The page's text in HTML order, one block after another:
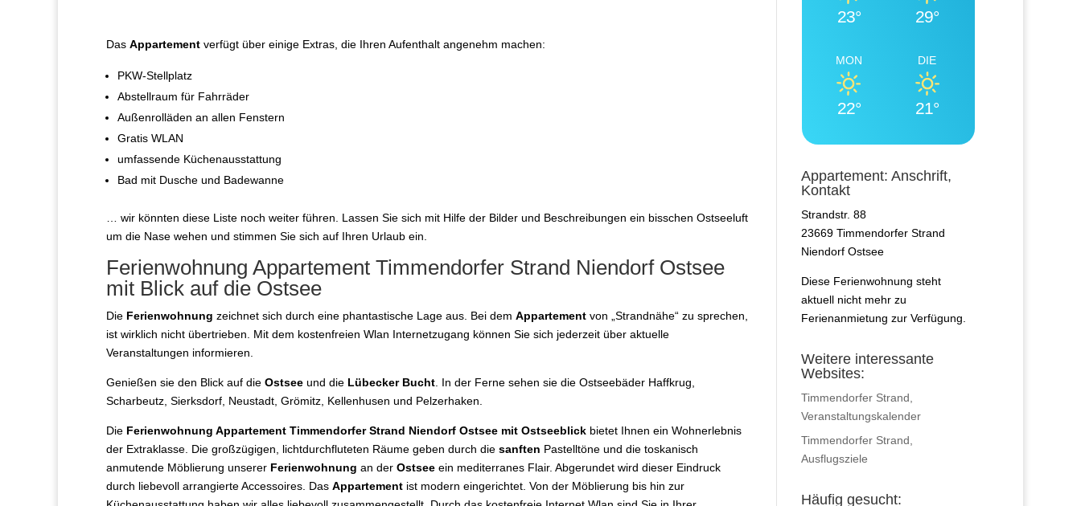
Das Appartement verfügt über einige Extras, die Ihren Aufenthalt angenehm machen:
PKW-Stellplatz
Abstellraum für Fahrräder
Außenrolläden an allen Fenstern
Gratis WLAN
umfassende Küchenausstattung
Bad mit Dusche und Badewanne
… wir könnten diese Liste noch weiter führen. Lassen Sie sich mit Hilfe der Bilder und Beschreibungen ein bisschen Ostseeluft
um die Nase wehen und stimmen Sie sich auf Ihren Urlaub ein.
Ferienwohnung Appartement Timmendorfer Strand Niendorf Ostsee
mit Blick auf die Ostsee
Die Ferienwohnung zeichnet sich durch eine phantastische Lage aus. Bei dem Appartement von „Strandnähe“ zu sprechen,
ist wirklich nicht übertrieben. Mit dem kostenfreien Wlan Internetzugang können Sie sich jederzeit über aktuelle
Veranstaltungen informieren.
Genießen sie den Blick auf die Ostsee und die Lübecker Bucht . In der Ferne sehen sie die Ostseebäder Haffkrug,
Scharbeutz, Sierksdorf, Neustadt, Grömitz, Kellenhusen und Pelzerhaken.
Die Ferienwohnung Appartement Timmendorfer Strand Niendorf Ostsee mit Ostseeblick bietet Ihnen ein Wohnerlebnis
der Extraklasse. Die großzügigen, lichtdurchfluteten Räume geben durch die sanften Pastelltöne und die toskanisch
anmutende Möblierung unserer Ferienwohnung an der Ostsee ein mediterranes Flair. Abgerundet wird dieser Eindruck
durch liebevoll arrangierte Accessoires. Das Appartement ist modern eingerichtet. Von der Möblierung bis hin zur
23° 29°
MON
22°
DIE
21°
Appartement: Anschrift,
Kontakt
Strandstr. 88
23669 Timmendorfer Strand
Niendorf Ostsee
Diese Ferienwohnung steht
aktuell nicht mehr zu
Ferienanmietung zur Verfügung.
Weitere interessante
Websites:
Timmendorfer Strand,
Veranstaltungskalender
Timmendorfer Strand,
Ausflugsziele
Häufig gesucht: